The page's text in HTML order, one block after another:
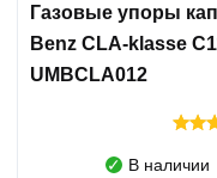
Газовые упоры
Benz CLA-klasse
UMBCLA012
В наличии